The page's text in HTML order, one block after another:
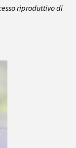
riproduttivo di